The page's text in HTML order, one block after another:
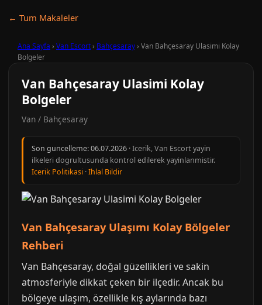
← Tum Makaleler
Ana Sayfa › Van Escort› Bahçesaray› Van Bahçesaray Ulasimi Kolay
Bolgeler
Van Bahçesaray Ulasimi Kolay
Bolgeler
Van / Bahçesaray
Son guncelleme:06.07.2026 · Icerik, Van Escort yayin
ilkeleri dogrultusunda kontrol edilerek yayinlanmistir.
Icerik Politikasi ·Ihlal Bildir
Van Bahçesaray Ulaşımı Kolay Bölgeler
Rehberi
Van Bahçesaray, doğal güzellikleri ve sakin
atmosferiyle dikkat çeken bir ilçedir. Ancak bu
bölgeye ulaşım, özellikle kış aylarında bazı